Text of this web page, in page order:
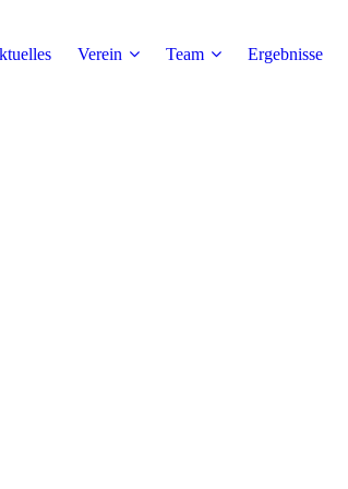
Verein Team Ergebnisse